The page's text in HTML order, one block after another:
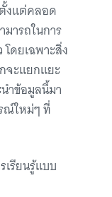
งแต่คลอด
ารถในการ
ดยเฉพาะสิ่ง
จะแยกแยะ
ำข้อมูลนี้มา
ณ์ใหม่ๆ ที่
เรียนรู้แบบ